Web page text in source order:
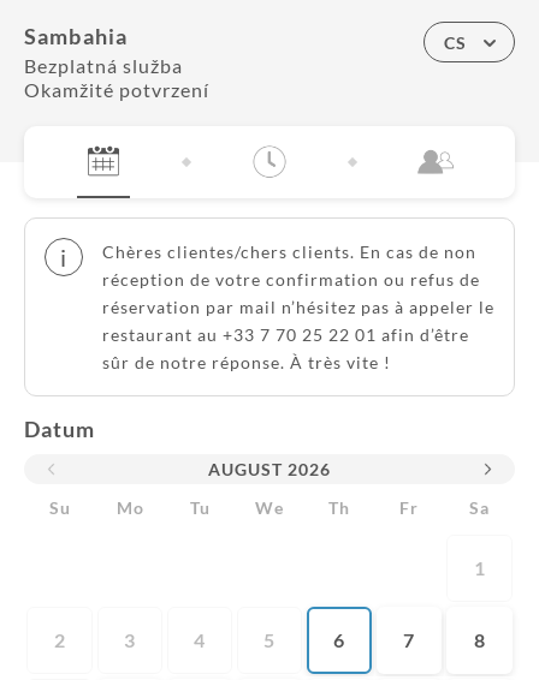
Sambahia
Bezplatná služba
Okamžité potvrzení
CS
i
Chères clientes/chers clients. En cas de non
réception de votre confirmation ou refus de
réservation par mail n’hésitez pas à appeler le
restaurant au +33 7 70 25 22 01 afin d’être
sûr de notre réponse. À très vite !
Datum
AUGUST 2026
Su
Mo Tu We Th Fr Sa
1
2 3 4 5 6 7 8